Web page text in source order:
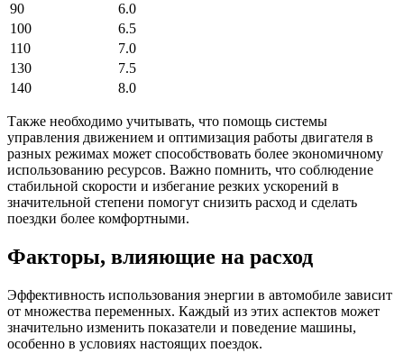
90
6.0
100
6.5
110
7.0
130
7.5
140
8.0
Также необходимо учитывать, что помощь системы
управления движением и оптимизация работы двигателя в
разных режимах может способствовать более экономичному
использованию ресурсов. Важно помнить, что соблюдение
стабильной скорости и избегание резких ускорений в
значительной степени помогут снизить расход и сделать
поездки более комфортными.
Факторы, влияющие на расход
Эффективность использования энергии в автомобиле зависит
от множества переменных. Каждый из этих аспектов может
значительно изменить показатели и поведение машины,
особенно в условиях настоящих поездок.